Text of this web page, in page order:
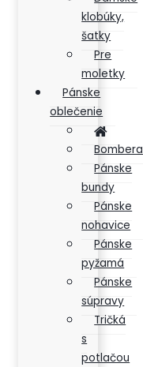
klobúky,
šatky
Pre
moletky
Pánske
oblečenie
Bombera
Pánske
bundy
Pánske
nohavice
Pánske
pyžamá
Pánske
súpravy
Tričká
s
potlačou